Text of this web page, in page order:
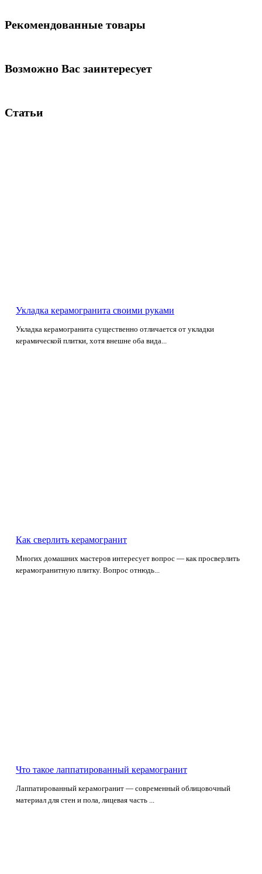
Рекомендованные товары
Возможно Вас заинтересует
Статьи
Укладка керамогранита своими руками
Укладка керамогранита существенно отличается от укладки
керамической плитки, хотя внешне оба вида...
Как сверлить керамогранит
Многих домашних мастеров интересует вопрос — как просверлить
керамогранитную плитку. Вопрос отнюдь...
Что такое лаппатированный керамогранит
Лаппатированный керамогранит — современный облицовочный
материал для стен и пола, лицевая часть ...